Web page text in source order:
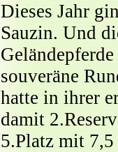
Dieses Jahr
Sauzin. Und
souveräne
hatte in ihrer
damit
5.Platz mit